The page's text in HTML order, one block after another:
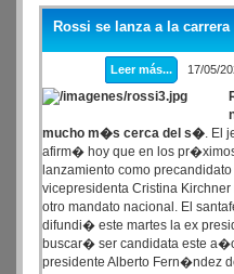
definici�n es que ser�
PASO y ser respetuoso de la
tiempo atr�s.
Rossi se lanza a la carrera
Leer más... 17/05/
mucho m�s cerca del s�. El
afirm� hoy que en los
lanzamiento como
vicepresidenta Cristina
otro mandato nacional. El
difundi� este martes la ex
buscar� ser candidata este
presidente Alberto Fern�ndez